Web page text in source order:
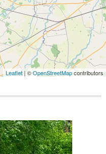
Leaflet | ©OpenStreetMapcontributors